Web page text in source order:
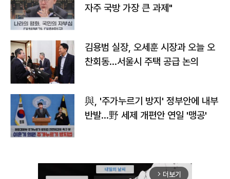
자주 국방 가장 큰 과제"
김용범 실장, 오세훈 시장과 오늘 오
찬회동...서울시 주택 공급 논의
與, '주가누르기 방지' 정부안에 내부
반발…野 세제 개편안 연일 '맹공'
arrow_forward_ios 더보기